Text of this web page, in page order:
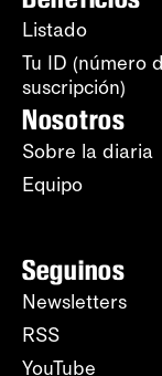
Listado
Tu ID (número
suscripción)
Nosotros
Sobre la diaria
Equipo
Seguinos
Newsletters
RSS
YouTube